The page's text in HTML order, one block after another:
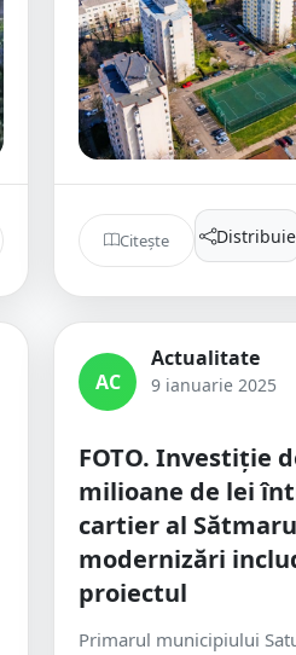
Citește Distribuie
AC
Actualitate
9 ianuarie 2025
FOTO. Investiție
milioane de lei
cartier al
modernizări
proiectul
Primarul municipiului